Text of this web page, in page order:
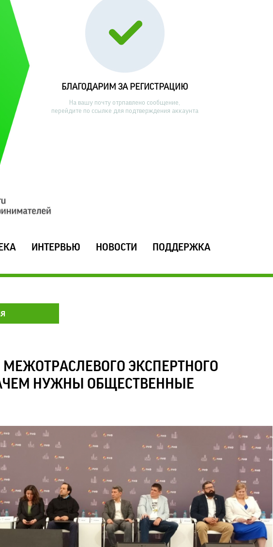
БЛАГОДАРИМ ЗА РЕГИСТРАЦИЮ
На вашу почту отрпавлено сообщение,
перейдите по ссылке для подтверждения аккаунта
ИНТЕРВЬЮ НОВОСТИ ПОДДЕРЖКА
ЭКСПЕРТНОГО
НУЖНЫ ОБЩЕСТВЕННЫЕ